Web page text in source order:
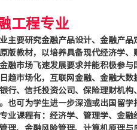
工程专业
主要研究金融产品设计、金融产
版教材，以培养具备现代经济学
融市场飞速发展要求并能积极参
趋市场化，互联网金融、金融大
行、信托投资公司、保险理财机
也可为学生进一步深造或出国留学
业课程有：经济学、管理学、金